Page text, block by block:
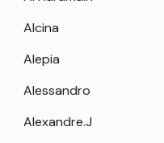
Alcina
Alepia
Alessandro
Alexandre.J